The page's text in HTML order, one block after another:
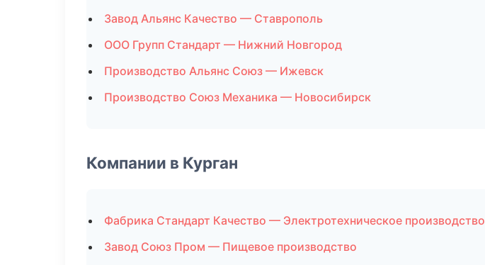
Завод Альянс Качество — Ставрополь
ООО Групп Стандарт — Нижний Новгород
Производство Альянс Союз — Ижевск
Производство Союз Механика — Новосибирск
Компании в Курган
Фабрика Стандарт Качество — Электротехническое производство
Завод Союз Пром — Пищевое производство